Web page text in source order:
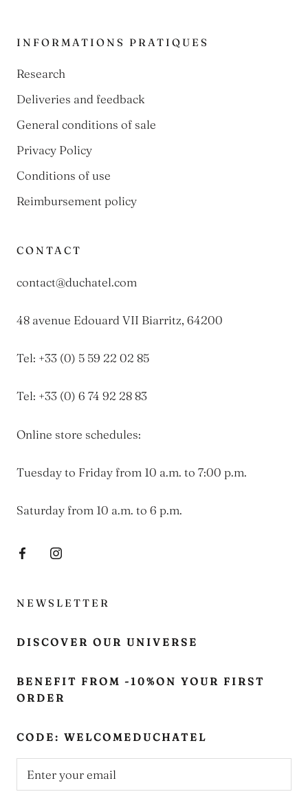
INFORMATIONS PRATIQUES
Research
Deliveries and feedback
General conditions of sale
Privacy Policy
Conditions of use
Reimbursement policy
CONTACT
contact@duchatel.com
48 avenue Edouard VII Biarritz, 64200
Tel: +33 (0) 5 59 22 02 85
Tel: +33 (0) 6 74 92 28 83
Online store schedules:
Tuesday to Friday from 10 a.m. to 7:00 p.m.
Saturday from 10 a.m. to 6 p.m.
NEWSLETTER
DISCOVER OUR UNIVERSE
BENEFIT FROM -10%ON YOUR FIRST
ORDER
CODE: WELCOMEDUCHATEL